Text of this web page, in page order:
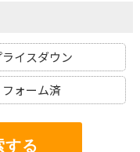
ライスダウン
フォーム済